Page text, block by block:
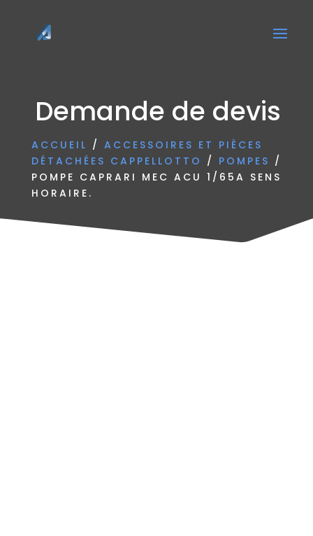
Demande de devis
ACCUEIL / ACCESSOIRES ET PIÈCES
DÉTACHÉES CAPPELLOTTO / POMPES /
POMPE CAPRARI MEC ACU 1/65A SENS
HORAIRE.